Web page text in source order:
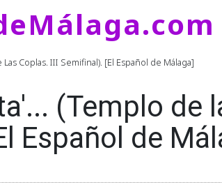
Coplas. III Semifinal). [El Español de Málaga]
(Templo de
Español de